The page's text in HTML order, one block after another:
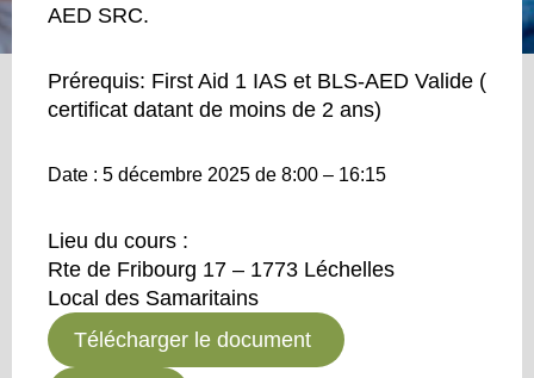
AED SRC.
Prérequis: First Aid 1 IAS et BLS-AED Valide (
certificat datant de moins de 2 ans)
Date : 5 décembre 2025 de 8:00 – 16:15
Lieu du cours :
Rte de Fribourg 17 – 1773 Léchelles
Local des Samaritains
Télécharger le document